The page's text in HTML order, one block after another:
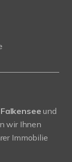
und
wir Ihnen
Immobilie